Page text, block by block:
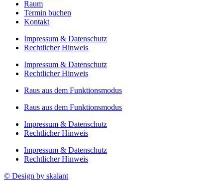
Raum
Termin buchen
Kontakt
Impressum & Datenschutz
Rechtlicher Hinweis
Impressum & Datenschutz
Rechtlicher Hinweis
Raus aus dem Funktionsmodus
Raus aus dem Funktionsmodus
Impressum & Datenschutz
Rechtlicher Hinweis
Impressum & Datenschutz
Rechtlicher Hinweis
© Design by skalant